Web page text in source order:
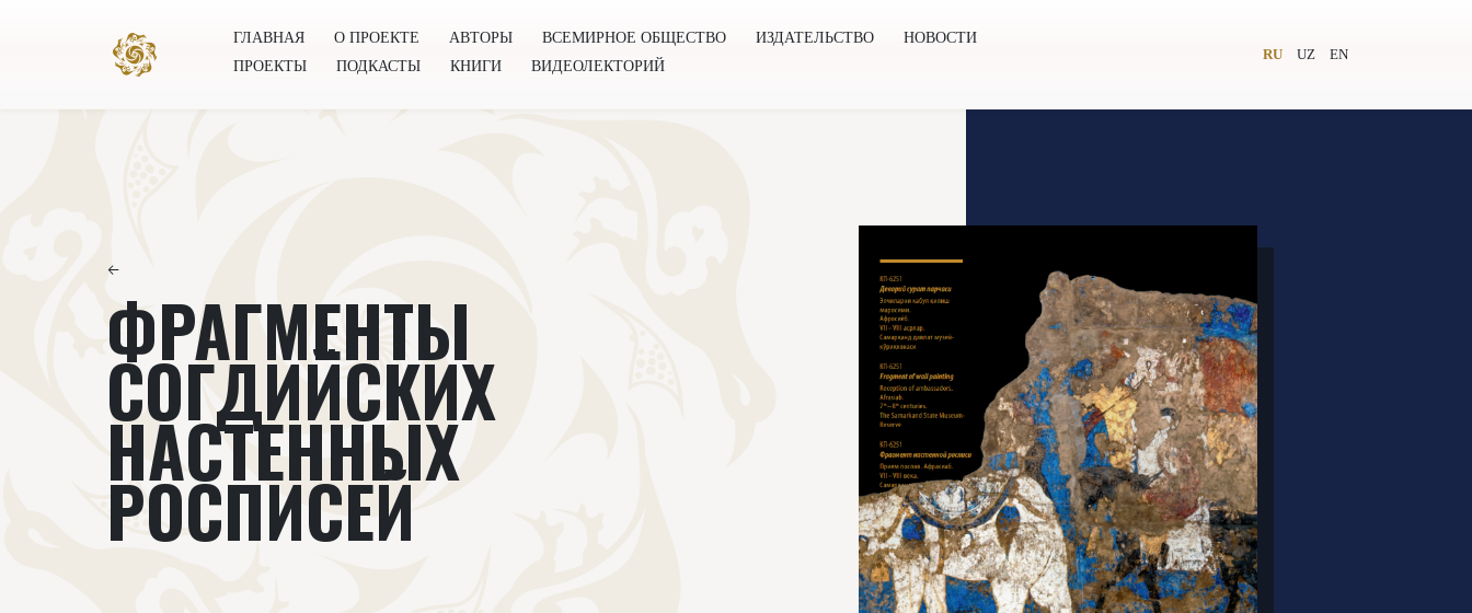
ГЛАВНАЯ О ПРОЕКТЕ АВТОРЫ ВСЕМИРНОЕ ОБЩЕСТВО ИЗДАТЕЛЬСТВО
НОВОСТИ
ПРОЕКТЫ
ПОДКАСТЫ КНИГИ ВИДЕОЛЕКТОРИЙ
RU UZ EN
←
ФРАГМЕНТЫ
СОГДИЙСКИХ
НАСТЕННЫХ
РОСПИСЕЙ